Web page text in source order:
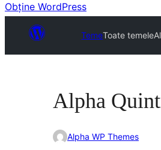
Obține WordPress
TemeToate temele
Alpha
Alpha WP Themes